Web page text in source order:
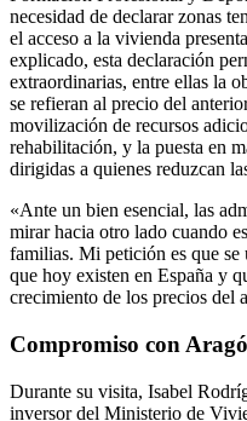
Rodríguez, que ha estado
Formación Profesional y
necesidad de declarar zonas
el acceso a la vivienda
explicado, esta declaración
extraordinarias, entre ellas la
se refieran al precio del
movilización de recursos
dirigidas a quienes reduzcan
«Ante un bien esencial, las
mirar hacia otro lado cuando
familias. Mi petición es que se
crecimiento de los precios del
Compromiso con